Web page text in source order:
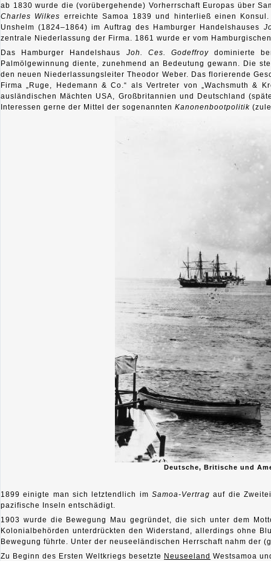
ab 1830 wurde die (vorübergehende) Vorherrschaft Europas über
Charles Wilkes erreichte Samoa 1839 und hinterließ einen
Unshelm (1824–1864) im Auftrag des Hamburger Handelshauses
zentrale Niederlassung der Firma. 1861 wurde er vom
Das Hamburger Handelshaus Joh. Ces. Godeffroydominierte
Palmölgewinnung diente, zunehmend an Bedeutung gewann. Die
den neuen Niederlassungsleiter Theodor Weber. Das florierende
Firma „Ruge, Hedemann & Co.“ als Vertreter von „Wachsmuth
ausländischen Mächten USA, Großbritannien und Deutschland
Interessen gerne der Mittel der sogenannten Kanonenbootpolitik
Deutsche, Britische und
1899 einigte man sich letztendlich imSamoa-Vertrag auf die
pazifische Inseln entschädigt.
1903 wurde die Bewegung Mau gegründet, die sich unter dem
Kolonialbehörden unterdrückten den Widerstand, allerdings ohne
Bewegung führte. Unter der neuseeländischen Herrschaft nahm der
Zu Beginn des Ersten Weltkriegs besetzte Neuseeland Westsamoa